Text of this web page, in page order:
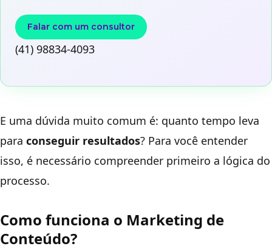
Falar com um consultor
(41) 98834-4093
E uma dúvida muito comum é: quanto tempo leva
para conseguir resultados? Para você entender
isso, é necessário compreender primeiro a lógica do
processo.
Como funciona o Marketing de
Conteúdo?